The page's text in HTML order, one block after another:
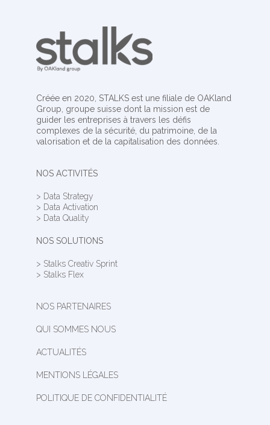
Créée en 2020, STALKS est une filiale de OAKland
Group, groupe suisse dont la mission est de
guider les entreprises à travers les défis
complexes de la sécurité, du patrimoine, de la
valorisation et de la capitalisation des données.
NOS ACTIVITÉS
> Data Strategy
> Data Activation
> Data Quality
NOS SOLUTIONS
> Stalks Creativ Sprint
> Stalks Flex
NOS PARTENAIRES
QUI SOMMES NOUS
ACTUALITÉS
MENTIONS LÉGALES
POLITIQUE DE CONFIDENTIALITÉ